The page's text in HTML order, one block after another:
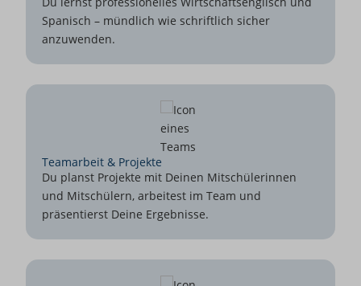
Spanisch – mündlich wie schriftlich sicher
anzuwenden.
Teamarbeit & Projekte
Du planst Projekte mit Deinen Mitschülerinnen
und Mitschülern, arbeitest im Team und
präsentierst Deine Ergebnisse.